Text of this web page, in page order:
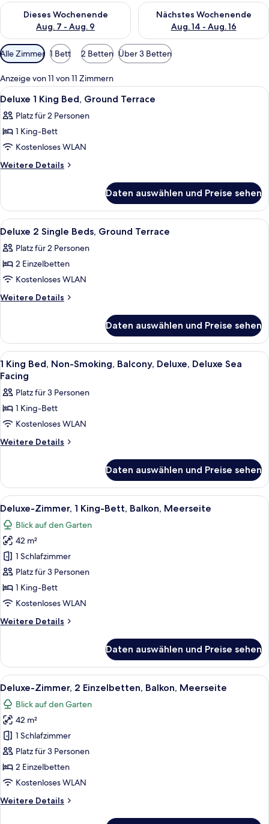
Dieses Wochenende
Aug. 7 - Aug. 9
Überprüfe die Verfügbarkeit für dieses Wochenende, Aug. 7
Nächstes Wochenende
Aug. 14 - Aug. 16
Überprüfe die Verfügbarkeit
Verfügbare
Filter
für
Zimmer
Alle Zimmer 1 Bett 2 Betten Über 3 Betten
Anzeige von 11 von 11 Zimmern
Alle
Fotos
für
Deluxe
1
King
Terrace
anzeigen
Ein Hotelzimmer mit Bett,
25
Deluxe 1 King Bed, Ground Terrace
Platz für 2 Personen
1 King-Bett
Kostenloses WLAN
Weitere Details
Weitere
1
King
Bed,
Terrace
Daten auswählen und Preise sehen
Alle
Fotos
für
Deluxe
2
Single
Terrace
anzeigen
Ein Hotelzimmer mit zwei Betten,
22
Deluxe 2 Single Beds, Ground Terrace
Platz für 2 Personen
2 Einzelbetten
Kostenloses WLAN
Weitere Details
Weitere
2
Single
Beds,
Ground
Terrace
Daten auswählen und Preise sehen
Alle
Fotos
1
King
Bed,
Non-
Deluxe,
Deluxe
Sea
Facing
anzeigen
Zimmersafe, Schreibtisch,
8
1 King Bed, Non-Smoking, Balcony, Deluxe, Deluxe Sea
Facing
Platz für 3 Personen
1 King-Bett
Kostenloses WLAN
Weitere Details
Weitere
King
Bed,
Non-
Balcony,
Deluxe,
Deluxe
Sea
Facing
Daten auswählen und Preise sehen
Alle
Fotos
für
Deluxe-
Zimmer,
1 King-
Bett,
Balkon,
anzeigen
Ein Hotelzimmer mit einem großen
7
Deluxe-Zimmer, 1 King-Bett, Balkon, Meerseite
Blick auf den Garten
42 m²
1 Schlafzimmer
Platz für 3 Personen
1 King-Bett
Kostenloses WLAN
Weitere Details
Weitere
Zimmer,
1 King-
Bett,
Meerseite
Daten auswählen und Preise sehen
Alle
Fotos
für
Deluxe-
Zimmer,
2 Einzelbetten,
Balkon,
Meerseite
Ein Hotelzimmer mit zwei Betten,
7
Deluxe-Zimmer, 2 Einzelbetten, Balkon, Meerseite
Blick auf den Garten
42 m²
1 Schlafzimmer
Platz für 3 Personen
2 Einzelbetten
Kostenloses WLAN
Weitere Details
Weitere